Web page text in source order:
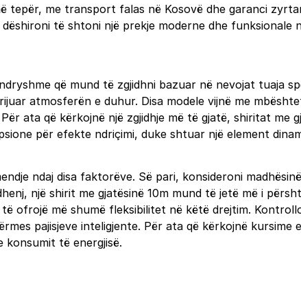
tepër, me transport falas në Kosovë dhe garanci
të shtoni një prekje moderne dhe
që mund të zgjidhni bazuar në nevojat tuaja
atmosferën e duhur. Disa modele vijnë me
ata që kërkojnë një zgjidhje më të gjatë, shiritat me
për efekte ndriçimi, duke shtuar një element
ndaj disa faktorëve. Së pari, konsideroni
një shirit me gjatësinë 10m mund të jetë më i
ofrojë më shumë fleksibilitet në këtë drejtim.
pajisjeve inteligjente. Për ata që kërkojnë
të energjisë.